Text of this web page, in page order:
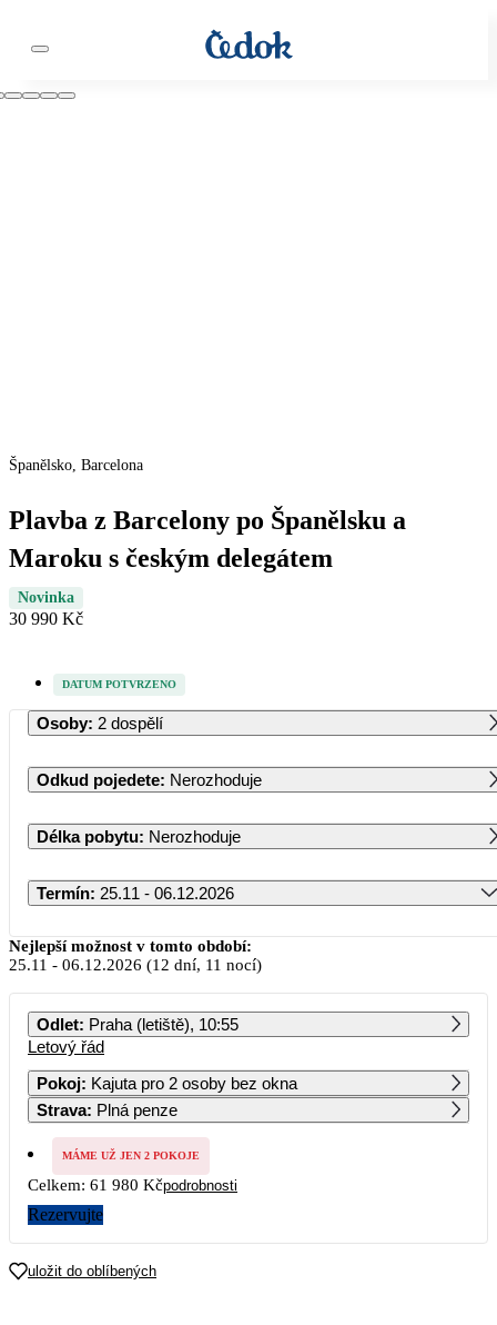
Španělsko, Barcelona
Plavba z Barcelony po Španělsku a
Maroku s českým delegátem
Novinka
30 990 Kč
DATUM POTVRZENO
Osoby: 2 dospělí
Odkud pojedete: Nerozhoduje
Délka pobytu: Nerozhoduje
Termín: 25.11 - 06.12.2026
Listopad 2026
PO ÚT ST ČT PÁ SO NE
2 3
23
Nejlepší možnost v tomto období:
25.11 - 06.12.2026 (12 dní, 11 nocí)
Odlet: Praha (letiště), 10:55
Letový řád
Pokoj: Kajuta pro 2 osoby bez okna
Strava: Plná penze
MÁME UŽ JEN 2 POKOJE
Celkem: 61 980 Kčpodrobnosti
Rezervujte
uložit do oblíbených